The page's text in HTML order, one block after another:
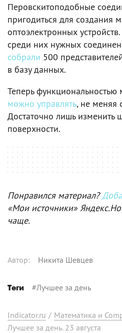
Перовскитоподобные
пригодиться для создания
оптоэлектронных
среди них нужных
собрали 500
в базу данных.
Теперь функциональностью
можно управлять, не меняя
Достаточно лишь изменить
поверхности.
Понравился материал?
«Мои источники»
чаще.
Автор: Никита Шевцев
Теги #Лучшее за день
Indicator.ru / Математика и
Лучшее за день. 23 августа